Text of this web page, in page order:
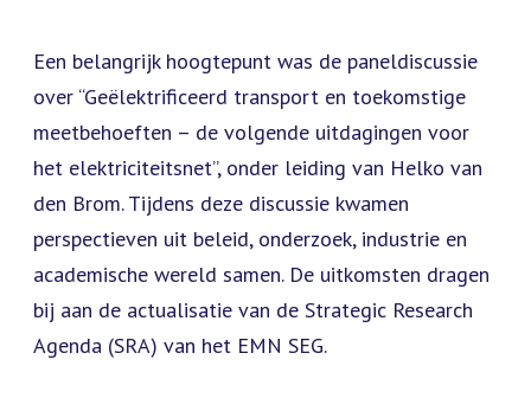
Een belangrijk hoogtepunt was de paneldiscussie
over “Geëlektrificeerd transport en toekomstige
meetbehoeften – de volgende uitdagingen voor
het elektriciteitsnet”, onder leiding van Helko van
den Brom. Tijdens deze discussie kwamen
perspectieven uit beleid, onderzoek, industrie en
academische wereld samen. De uitkomsten dragen
bij aan de actualisatie van de Strategic Research
Agenda (SRA) van het EMN SEG.